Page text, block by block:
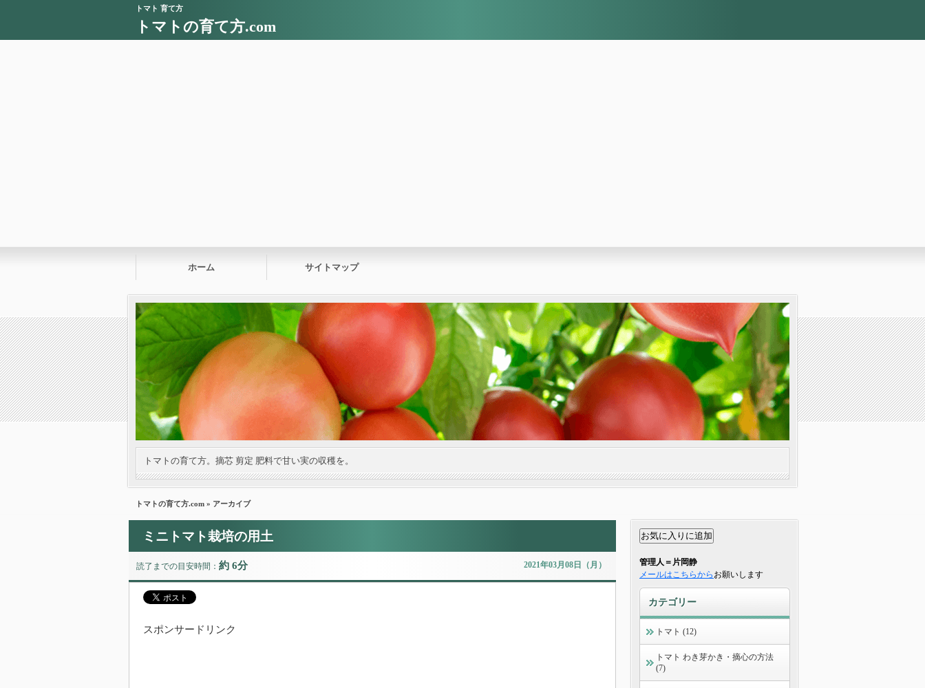
トマト 育て方
トマトの育て方.com
ホーム サイトマップ
トマトの育て方。摘芯 剪定 肥料で甘い実の収穫を。
トマトの育て方.com » アーカイブ
ミニトマト栽培の用土
読了までの目安時間： 約 6分 2021年03月08日（月）
スポンサードリンク
管理人＝片岡静
メールはこちらから お願いします
カテゴリー
トマト (12)
トマト わき芽かき・摘心の方法
(7)